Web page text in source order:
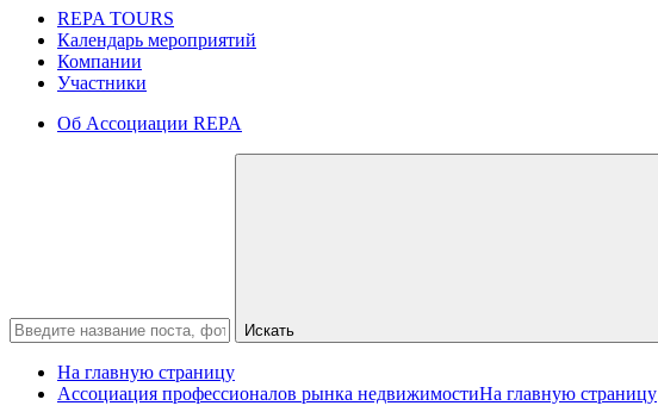
REPA TOURS
Календарь мероприятий
Компании
Участники
Об Ассоциации REPA
Искать
На главную страницу
Ассоциация профессионалов рынка недвижимостиНа главную страницу